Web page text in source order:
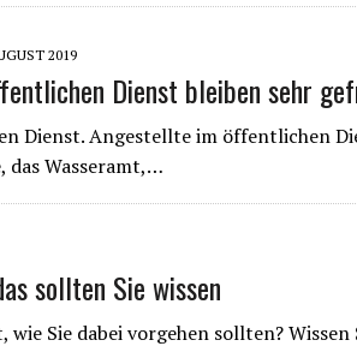
2019
Dienst bleiben sehr
Dienst. Angestellte im öffentlichen
das Wasseramt,…
sollten Sie wissen
Sie dabei vorgehen sollten? Wissen